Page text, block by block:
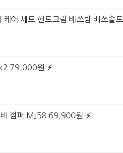
어 세트 핸드크림 배쓰밤 배쓰솔
k2 79,000원
비 점퍼 MJ58 69,900원